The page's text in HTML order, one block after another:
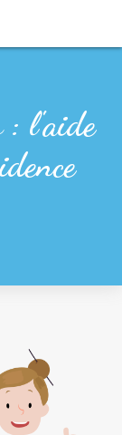
: l'aide